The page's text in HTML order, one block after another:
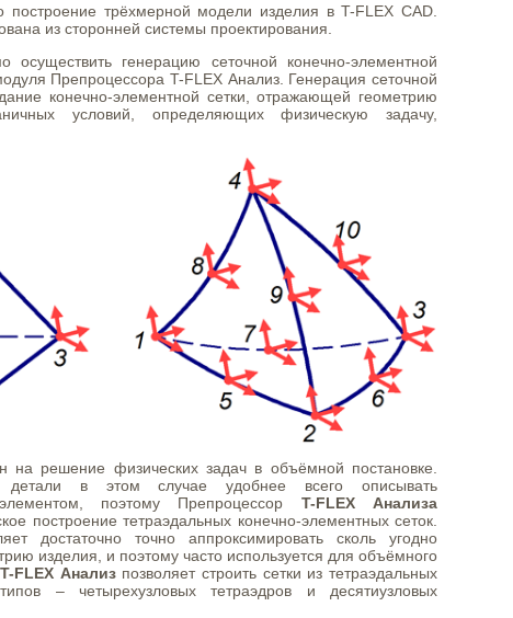
трёхмерной модели изделия в T-FLEX CAD.
из сторонней системы проектирования.
генерацию сеточной конечно-элементной
Препроцессора T-FLEX Анализ. Генерация сеточной
конечно-элементной сетки, отражающей геометрию
условий, определяющих физическую задачу,
на решение физических задач в объёмной постановке.
детали в этом случае удобнее всего описывать
поэтому Препроцессор T-FLEX Анализа
построение тетраэдальных конечно-элементных сеток.
достаточно точно аппроксимировать сколь угодно
изделия, и поэтому часто используется для объёмного
T-FLEX Анализпозволяет строить сетки из тетраэдальных
– четырехузловых тетраэдров и десятиузловых